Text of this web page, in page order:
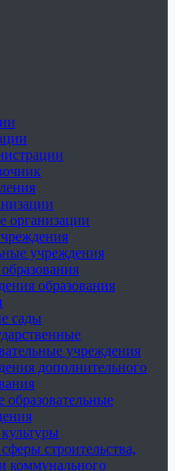
организации
учреждения
образования
сады
учреждения
дополнительного
образовательные
строительства,
коммунального